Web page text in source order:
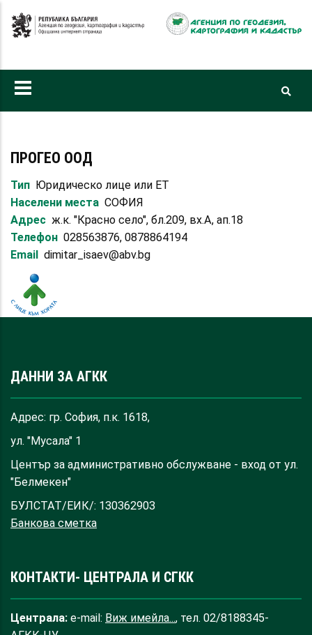
към
ПРОГЕО ООД
Тип Юридическо лице или ЕТ
Населени места СОФИЯ
Адрес ж.к. "Красно село", бл.209, вх.А, ап.18
Телефон 028563876, 0878864194
Email
dimitar_isaev@abv.bg
ДАННИ ЗА АГКК
Адрес: гр. София, п.к. 1618,
ул. "Мусала" 1
Център за административно обслужване - вход от ул.
"Белмекен"
БУЛСТАТ/ЕИК/: 130362903
Банкова сметка
КОНТАКТИ- ЦЕНТРАЛА И СГКК
Централа: e-mail: Виж имейла..., тел. 02/8188345-